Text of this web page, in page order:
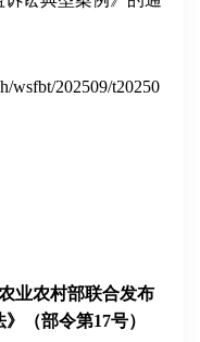
wsfbt/202509/t20250
业农村部联合发布
》（部令第17号）